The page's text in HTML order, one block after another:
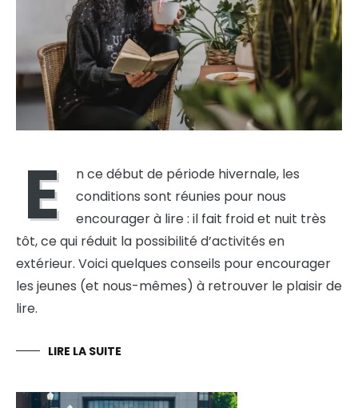
E
n ce début de période hivernale, les
conditions sont réunies pour nous
encourager à lire : il fait froid et nuit très
tôt, ce qui réduit la possibilité d’activités en
extérieur. Voici quelques conseils pour encourager
les jeunes (et nous-mêmes) à retrouver le plaisir de
lire.
LIRE LA SUITE